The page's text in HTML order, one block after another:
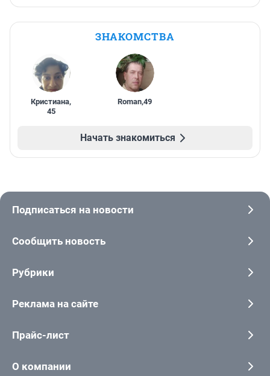
ЗНАКОМСТВА
Кристиана,
45
Roman,49
Начать знакомиться
Подписаться на новости
Сообщить новость
Рубрики
Реклама на сайте
Прайс-лист
О компании